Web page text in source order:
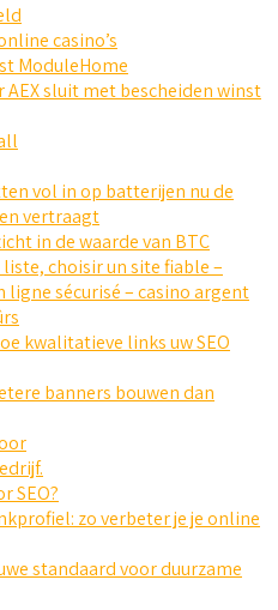
casino’s
ModuleHome
AEX sluit met bescheiden winst
vol in op batterijen nu de
vertraagt
in de waarde van BTC
choisir un site fiable –
ligne sécurisé – casino argent
kwalitatieve links uw SEO
banners bouwen dan
SEO?
zo verbeter je je online
standaard voor duurzame